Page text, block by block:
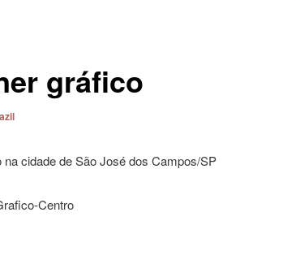
gráfico
cidade de São José dos Campos/SP